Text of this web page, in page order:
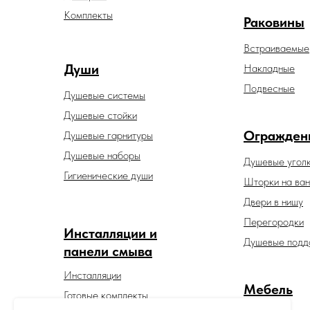
Души
Душевые гарнитуры
Душевые системы
Гигиенические души
Душевые наборы
Раковины
Встраиваемые
Накладные
Подвесные
Мебель
Душевые
Шторки на
Двери в нишу
Перегородки
Душевые стойки
Душевые
Инсталляции и
панели смыва
Инсталляции
Готовые комплекты
Комплекты